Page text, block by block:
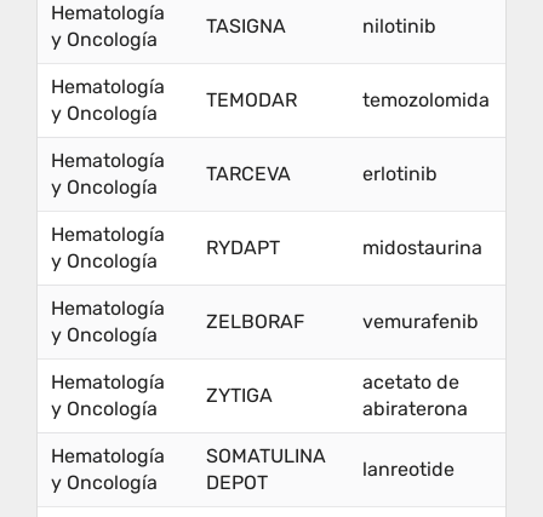
Hematología
y Oncología
TASIGNA nilotinib
Hematología
y Oncología
TEMODAR temozolomida
Hematología
y Oncología
TARCEVA erlotinib
Hematología
y Oncología
RYDAPT midostaurina
Hematología
y Oncología
ZELBORAF vemurafenib
Hematología
y Oncología
ZYTIGA
acetato de
abiraterona
Hematología
y Oncología
SOMATULINA
DEPOT
lanreotide